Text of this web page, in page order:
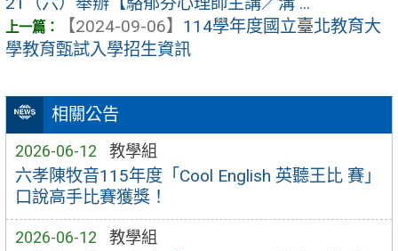
相關公告
2026-06-12 教學組
六孝陳牧音115年度「Cool English 英聽王比 賽」
口說高手比賽獲獎！
2026-06-12 教學組
【2024-09-06】 114學年度國立臺北教育大
學教育甄試入學招生資訊